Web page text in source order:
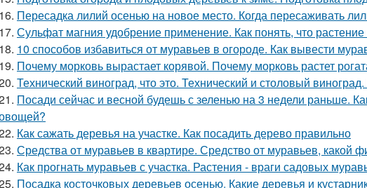
16. Пересадка лилий осенью на новое место. Когда пересаживать
17. Сульфат магния удобрение применение. Как понять, что
18. 10 способов избавиться от муравьев в огороде. Как вывести
19. Почему морковь вырастает корявой. Почему морковь растет
Технический виноград, что это. Технический и столовый
Посади сейчас и весной будешь с зеленью на 3 недели раньше.
Как сажать деревья на участке. Как посадить дерево правильно
Средства от муравьев в квартире. Средство от муравьев, какой
Как прогнать муравьев с участка. Растения - враги садовых
Посадка косточковых деревьев осенью. Какие деревья и